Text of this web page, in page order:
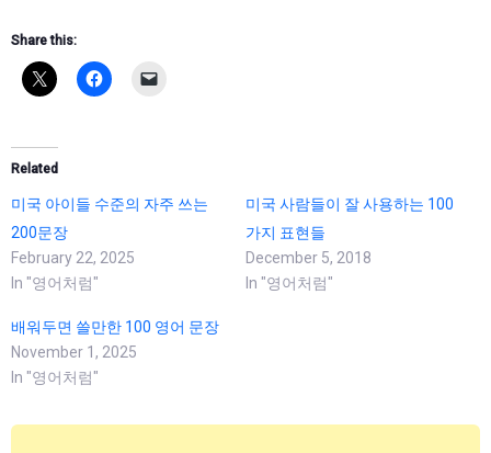
Share this:
Related
미국 아이들 수준의 자주 쓰는
200문장
February 22, 2025
In "영어처럼"
미국 사람들이 잘 사용하는 100
가지 표현들
December 5, 2018
In "영어처럼"
배워두면 쓸만한 100 영어 문장
November 1, 2025
In "영어처럼"